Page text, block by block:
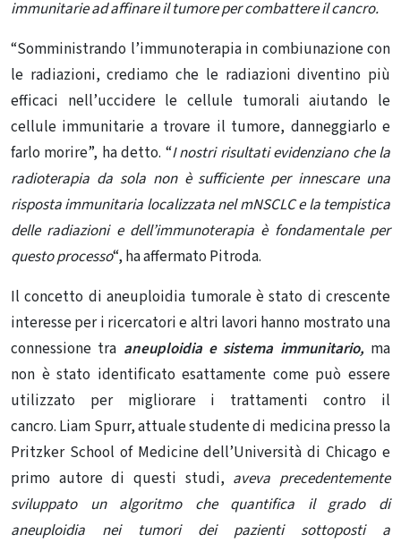
immunitarie ad affinare il tumore per combattere il cancro.
“Somministrando l’immunoterapia in combiunazione con
le radiazioni, crediamo che le radiazioni diventino più
efficaci nell’uccidere le cellule tumorali aiutando le
cellule immunitarie a trovare il tumore, danneggiarlo e
farlo morire”, ha detto. “I nostri risultati evidenziano chela
radioterapia da sola non è sufficiente per innescare una
risposta immunitaria localizzata nel mNSCLC e la tempistica
delle radiazioni e dell’immunoterapia è fondamentale per
questo processo“, ha affermato Pitroda.
Il concetto di aneuploidia tumorale è stato di crescente
interesse per i ricercatori e altri lavori hanno mostrato una
connessione tra aneuploidia e sistema immunitario, ma
non è stato identificato esattamente come può essere
utilizzato per migliorare i trattamenti contro il
cancro. Liam Spurr, attuale studente di medicina presso la
Pritzker School of Medicine dell’Università di Chicago e
primo autore di questi studi, aveva precedentemente
sviluppato un algoritmo che quantifica il grado di
aneuploidia nei tumori dei pazienti sottoposti a